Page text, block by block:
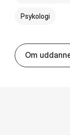
Psykologi
Om